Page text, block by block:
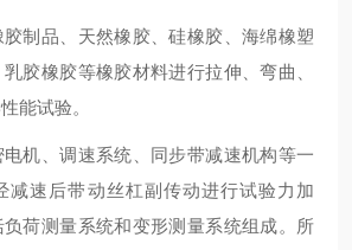
制品、天然橡胶、硅橡胶、海绵橡塑
胶橡胶等橡胶材料进行拉伸、弯曲、
能试验。
机、调速系统、同步带减速机构等一
减速后带动丝杠副传动进行试验力加
荷测量系统和变形测量系统组成。所